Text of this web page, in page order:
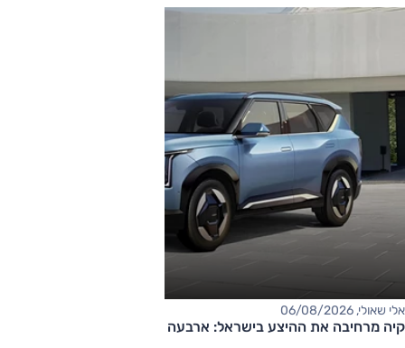
אלי שאולי, 06/08/2026
קיה מרחיבה את ההיצע בישראל: ארבעה דגמים חדשים בדרך